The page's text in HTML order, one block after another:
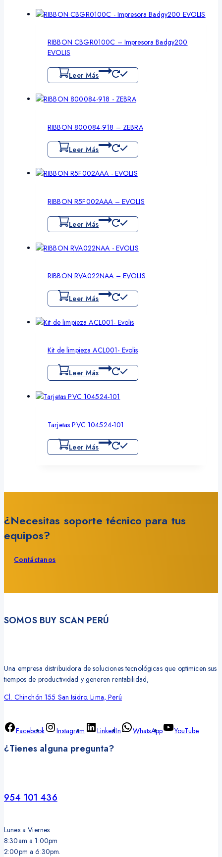
RIBBON CBGR0100C – Impresora Badgy200
EVOLIS
Leer Más
RIBBON 800084-918 – ZEBRA
Leer Más
RIBBON R5F002AAA – EVOLIS
Leer Más
RIBBON RVA022NAA – EVOLIS
Leer Más
Kit de limpieza ACL001- Evolis
Leer Más
Tarjetas PVC 104524-101
Leer Más
¿Necesitas soporte técnico para tus
equipos?
Contáctanos
SOMOS BUY SCAN PERÚ
Una empresa distribuidora de soluciones tecnológicas que optimicen sus
tiempos de productividad y generen rentabilidad,
Cl. Chinchón 155 San Isidro. Lima, Perú
Facebook Instagram LinkedIn WhatsApp YouTube
¿Tienes alguna pregunta?
954 101 436
Lunes a Viernes
8:30am a 1:00pm
2:00pm a 6:30pm.